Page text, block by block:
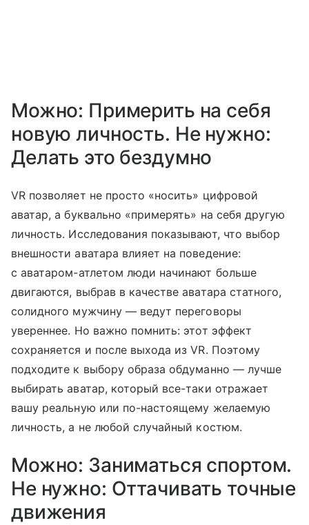
Можно: Примерить на себя
новую личность. Не нужно:
Делать это бездумно
VR позволяет не просто «носить» цифровой
аватар, а буквально «примерять» на себя другую
личность. Исследования показывают, что выбор
внешности аватара влияет на поведение:
с аватаром-атлетом люди начинают больше
двигаются, выбрав в качестве аватара статного,
солидного мужчину — ведут переговоры
увереннее. Но важно помнить: этот эффект
сохраняется и после выхода из VR. Поэтому
подходите к выбору образа обдуманно — лучше
выбирать аватар, который все-таки отражает
вашу реальную или по-настоящему желаемую
личность, а не любой случайный костюм.
Можно: Заниматься спортом.
Не нужно: Оттачивать точные
движения